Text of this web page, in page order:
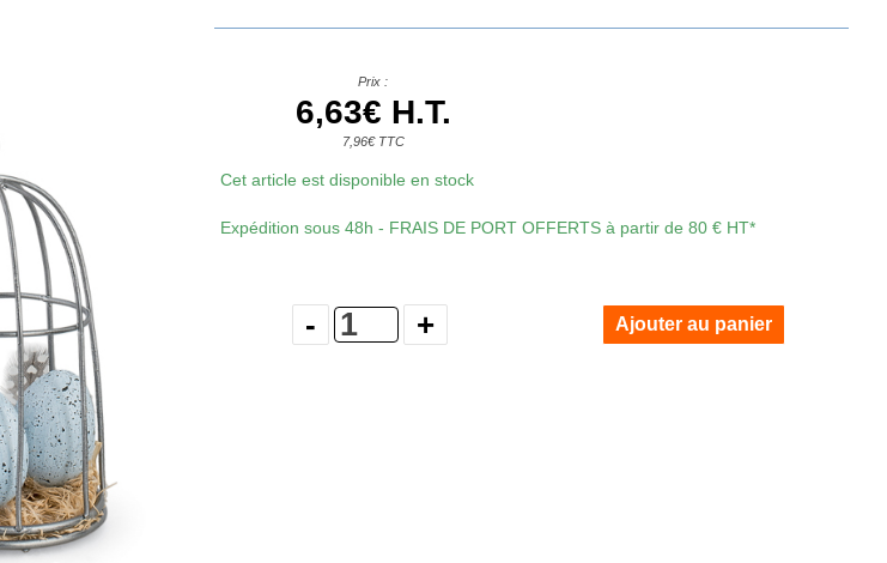
Prix :
6,63€ H.T.
7,96€ TTC
Cet article est disponible en stock
Expédition sous 48h - FRAIS DE PORT OFFERTS à partir de 80 € HT*